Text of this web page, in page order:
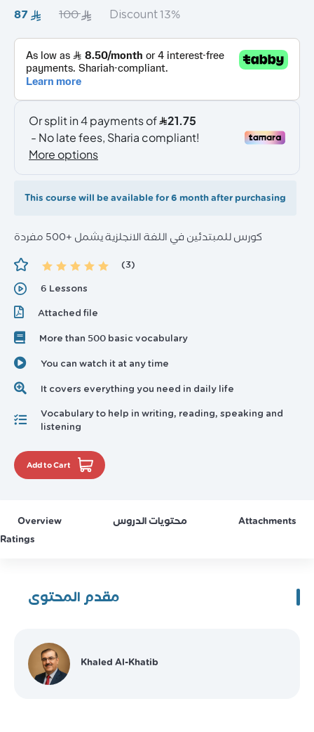
General
‏100 Discount 13%
This course will be available for 6 month after purchasing
كورس للمبتدئين في اللغة الانجلزية يشمل +500 مفردة
(3)
6 Lessons
Attached file
More than 500 basic vocabulary
You can watch it at any time
It covers everything you need in daily life
Vocabulary to help in writing, reading, speaking and
listening
Add to Cart
Overview محتويات الدروس
Attachments
Ratings
مقدم المحتوى
Khaled Al-Khatib